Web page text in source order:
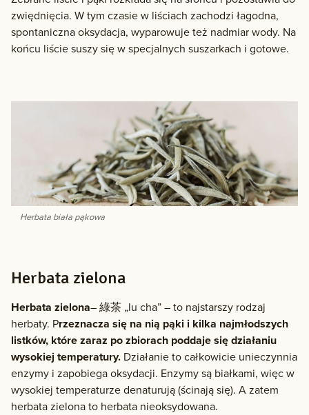
zwiędnięcia. W tym czasie w liściach zachodzi łagodna,
spontaniczna oksydacja, wyparowuje też nadmiar wody. Na
końcu liście suszy się w specjalnych suszarkach i gotowe.
Herbata biała pąkowa
Herbata zielona
Herbata zielona– 綠茶 „lu cha” – to najstarszy rodzaj
herbaty. Przeznacza się na nią pąki i kilka najmłodszych
listków, które zaraz po zbiorach poddaje się działaniu
wysokiej temperatury. Działanie to całkowicie unieczynnia
enzymy i zapobiega oksydacji. Enzymy są białkami, więc w
wysokiej temperaturze denaturują (ścinają się). A zatem
herbata zielona to herbata nieoksydowana.